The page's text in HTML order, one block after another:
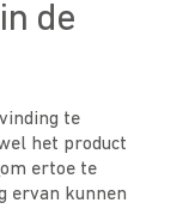
de
te
het product
om ertoe te
ervan kunnen